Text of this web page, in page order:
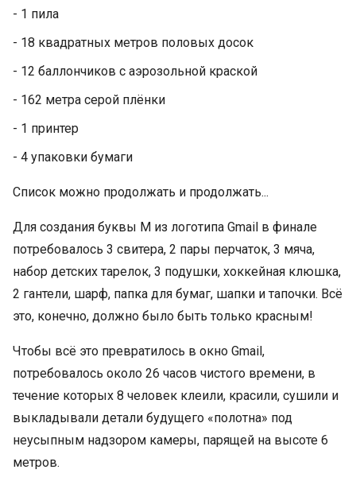
- 1 пила
- 18 квадратных метров половых досок
- 12 баллончиков с аэрозольной краской
- 162 метра серой плёнки
- 1 принтер
- 4 упаковки бумаги
Список можно продолжать и продолжать...
Для создания буквы М из логотипа Gmail в финале
потребовалось 3 свитера, 2 пары перчаток, 3 мяча,
набор детских тарелок, 3 подушки, хоккейная клюшка,
2 гантели, шарф, папка для бумаг, шапки и тапочки. Всё
это, конечно, должно было быть только красным!
Чтобы всё это превратилось в окно Gmail,
потребовалось около 26 часов чистого времени, в
течение которых 8 человек клеили, красили, сушили и
выкладывали детали будущего «полотна» под
неусыпным надзором камеры, парящей на высоте 6
метров.